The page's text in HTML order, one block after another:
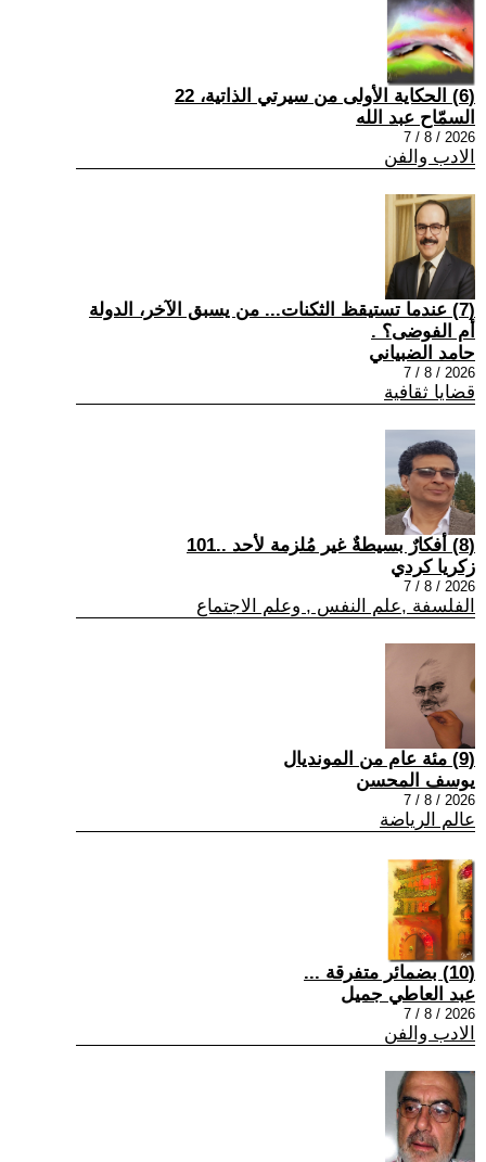
(6) الحكاية الأولى من سيرتي الذاتية، 22
السمّاح عبد الله
2026 / 8 / 7
الادب والفن
(7) عندما تستيقظ الثكنات... من يسبق الآخر، الدولة
أم الفوضى؟ .
حامد الضبياني
2026 / 8 / 7
قضايا ثقافية
(8) أفكارٌ بسيطةٌ غير مُلزمة لأحد ..101
زكريا كردي
2026 / 8 / 7
الفلسفة ,علم النفس , وعلم الاجتماع
(9) مئة عام من المونديال
يوسف المحسن
2026 / 8 / 7
عالم الرياضة
(10) بضمائر متفرقة ...
عبد العاطي جميل
2026 / 8 / 7
الادب والفن